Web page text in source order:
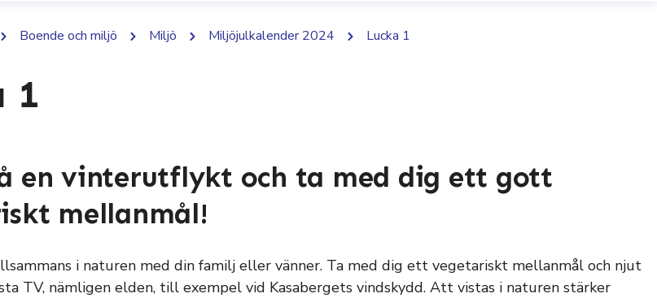
Boende och miljö Miljö Miljöjulkalender 2024 Lucka 1
1
en vinterutflykt och ta med dig ett gott
mellanmål!
i naturen med din familj eller vänner. Ta med dig ett vegetariskt mellanmål och njut
TV, nämligen elden, till exempel vid Kasabergets vindskydd. Att vistas i naturen stärker